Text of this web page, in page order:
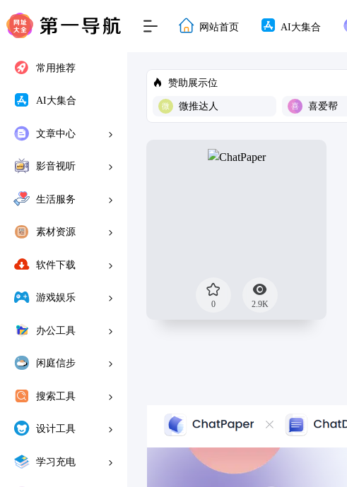
常用推荐
AI大集合
文章中心
影音视听
生活服务
素材资源
软件下载
游戏娱乐
办公工具
闲庭信步
搜索工具
设计工具
学习充电
网站首页 AI大集合
赞助展示位
微推达人 喜爱帮
0 2.9K